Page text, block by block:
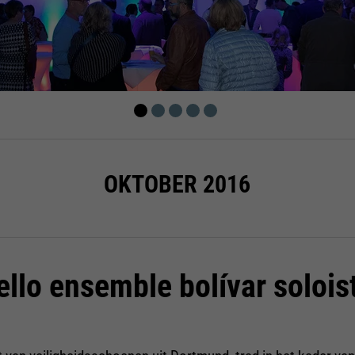
te beperken.
OKTOBER 2016
ensemble bolívar